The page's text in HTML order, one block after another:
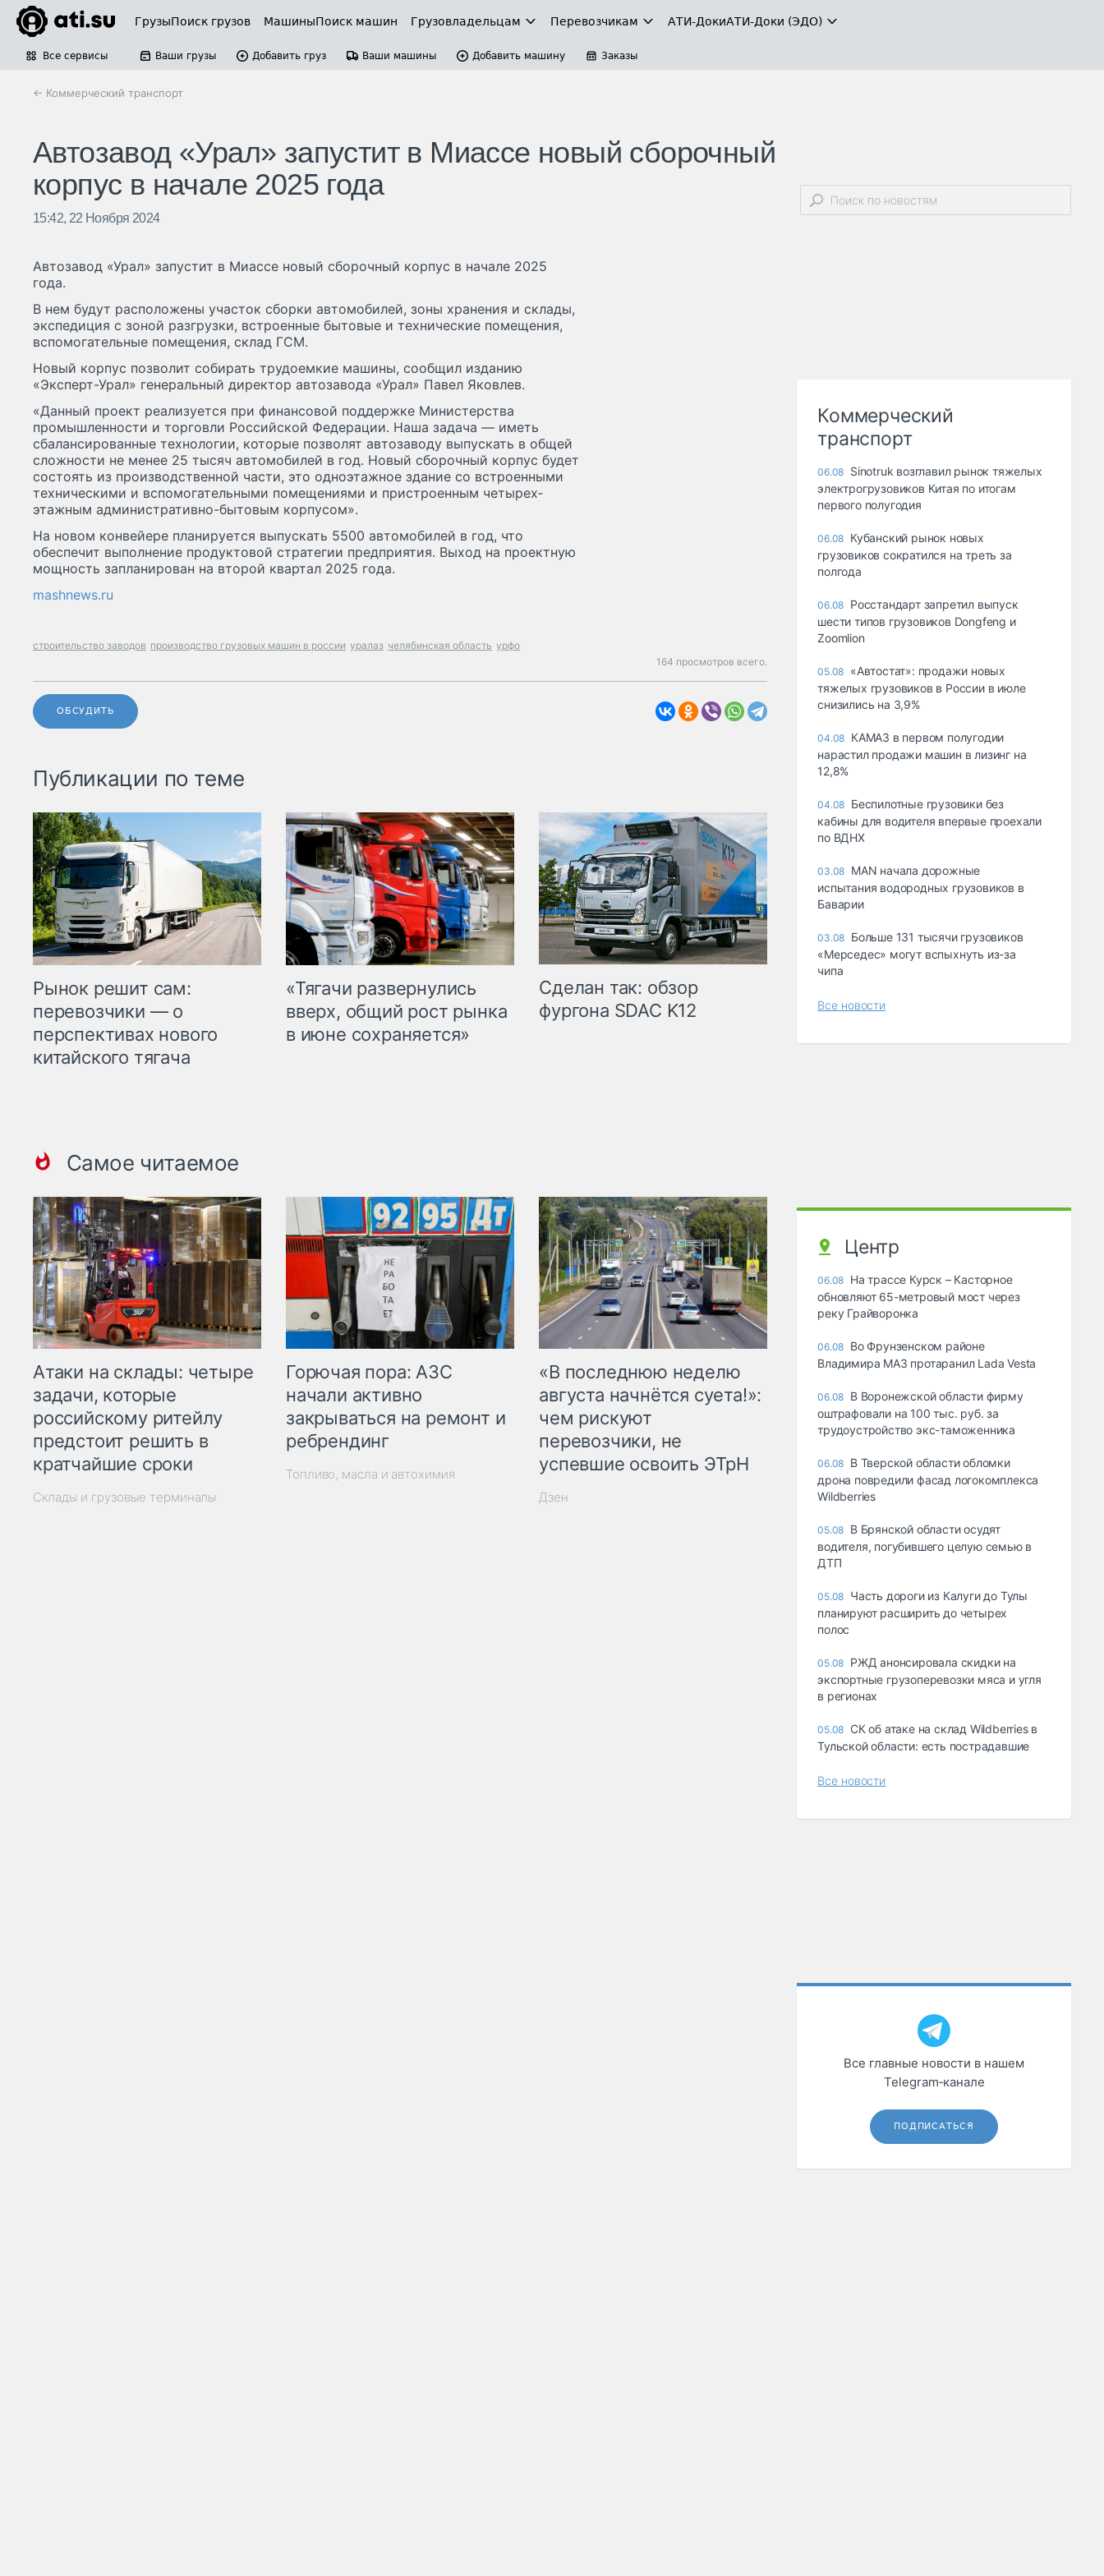
ГрузыПоиск грузов МашиныПоиск машин Грузовладельцам Перевозчикам АТИ-ДокиАТИ-Доки (ЭДО)
Все сервисы Ваши грузы Добавить груз Ваши машины Добавить машину Заказы
← Коммерческий транспорт
Автозавод «Урал» запустит в Миассе новый сборочный
корпус в начале 2025 года
15:42, 22 Ноября 2024
Автозавод «Урал» запустит в Миассе новый сборочный корпус в начале 2025
года.
В нем будут расположены участок сборки автомобилей, зоны хранения и склады,
экспедиция с зоной разгрузки, встроенные бытовые и технические помещения,
вспомогательные помещения, склад ГСМ.
Новый корпус позволит собирать трудоемкие машины, сообщил изданию
«Эксперт-Урал» генеральный директор автозавода «Урал» Павел Яковлев.
«Данный проект реализуется при финансовой поддержке Министерства
промышленности и торговли Российской Федерации. Наша задача — иметь
сбалансированные технологии, которые позволят автозаводу выпускать в общей
сложности не менее 25 тысяч автомобилей в год. Новый сборочный корпус будет
состоять из производственной части, это одноэтажное здание со встроенными
техническими и вспомогательными помещениями и пристроенным четырех­
этажным административно-бытовым корпусом».
На новом конвейере планируется выпускать 5500 автомобилей в год, что
обеспечит выполнение продуктовой стратегии предприятия. Выход на проектную
мощность запланирован на второй квартал 2025 года.
mashnews.ru
строительство заводов производство грузовых машин в россии уралаз челябинская область урфо
164 просмотров всего.
ОБСУДИТЬ
Публикации по теме
Рынок решит сам:
перевозчики — о
перспективах нового
китайского тягача
«Тягачи развернулись
вверх, общий рост рынка
в июне сохраняется»
Сделан так: обзор
фургона SDAC K12
Самое читаемое
Атаки на склады: четыре
задачи, которые
российскому ритейлу
предстоит решить в
кратчайшие сроки
Склады и грузовые терминалы
Горючая пора: АЗС
начали активно
закрываться на ремонт и
ребрендинг
Топливо, масла и автохимия
«В последнюю неделю
августа начнётся суета!»:
чем рискуют
перевозчики, не
успевшие освоить ЭТрН
Дзен
Коммерческий
транспорт
06.08 Sinotruk возглавил рынок тяжелых
электрогрузовиков Китая по итогам
первого полугодия
06.08 Кубанский рынок новых
грузовиков сократился на треть за
полгода
06.08 Росстандарт запретил выпуск
шести типов грузовиков Dongfeng и
Zoomlion
05.08 «Автостат»: продажи новых
тяжелых грузовиков в России в июле
снизились на 3,9%
04.08 КАМАЗ в первом полугодии
нарастил продажи машин в лизинг на
12,8%
04.08 Беспилотные грузовики без
кабины для водителя впервые проехали
по ВДНХ
03.08 MAN начала дорожные
испытания водородных грузовиков в
Баварии
03.08 Больше 131 тысячи грузовиков
«Мерседес» могут вспыхнуть из-за
чипа
Все новости
Центр
06.08 На трассе Курск – Касторное
обновляют 65-метровый мост через
реку Грайворонка
06.08 Во Фрунзенском районе
Владимира МАЗ протаранил Lada Vesta
06.08 В Воронежской области фирму
оштрафовали на 100 тыс. руб. за
трудоустройство экс-таможенника
06.08 В Тверской области обломки
дрона повредили фасад логокомплекса
Wildberries
05.08 В Брянской области осудят
водителя, погубившего целую семью в
ДТП
05.08 Часть дороги из Калуги до Тулы
планируют расширить до четырех
полос
05.08 РЖД анонсировала скидки на
экспортные грузоперевозки мяса и угля
в регионах
05.08 СК об атаке на склад Wildberries в
Тульской области: есть пострадавшие
Все новости
Все главные новости в нашем
Telegram‑канале
ПОДПИСАТЬСЯ